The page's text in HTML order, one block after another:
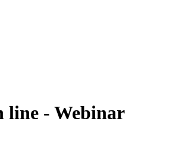
line - Webinar